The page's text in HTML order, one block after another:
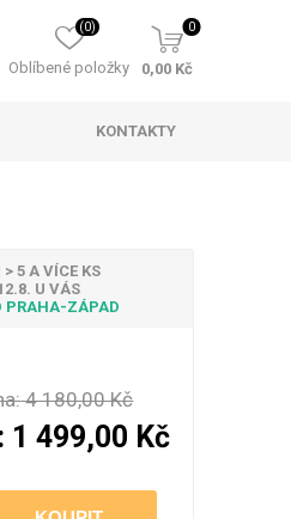
Oblíbené položky
(0) 0
0,00 Kč
KONTAKTY
> 5 A VÍCE KS
U VÁS
PRAHA-ZÁPAD
4 180,00 Kč
1 499,00 Kč